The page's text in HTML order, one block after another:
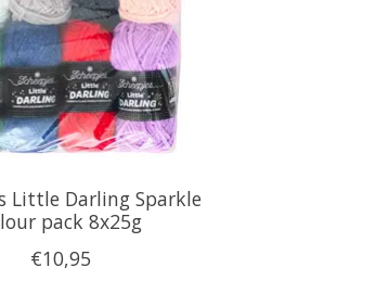
Little Darling Sparkle
pack 8x25g
€10,95